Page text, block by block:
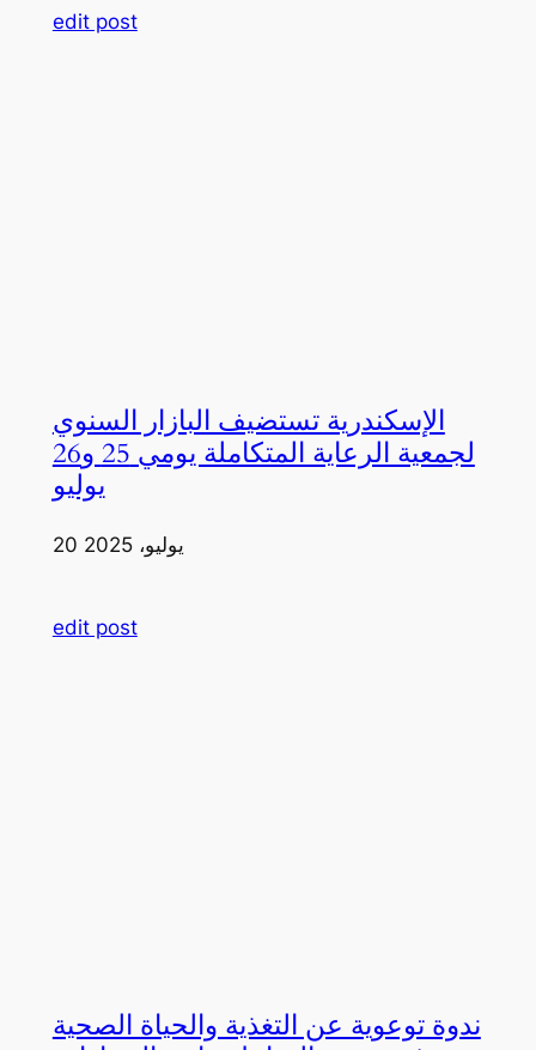
edit post
الإسكندرية تستضيف البازار السنوي
لجمعية الرعاية المتكاملة يومي 25 و26
يوليو
20 يوليو، 2025
edit post
ندوة توعوية عن التغذية والحياة الصحية